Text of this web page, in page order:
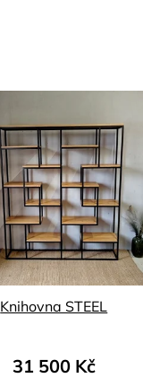
Knihovna STEEL
31 500 Kč